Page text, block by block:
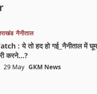
नैनीताल
: ये तो हद हो गई_नैनीताल में
करने…?
29 May GKM News